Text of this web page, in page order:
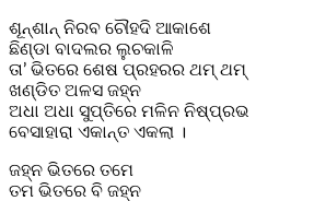
ଶୂନ୍‌ଶାନ୍‌ ନିରବ ଚୌହଦି ଆକାଶେ
ଛିଣ୍ଡା ବାଦଲର ଲୁଚକାଳି
ତା’ ଭିତରେ ଶେଷ ପ୍ରହରର ଥମ୍‌ ଥମ୍‌
ଖଣ୍ଡିତ ଅଳସ ଜହ୍ନ
ଅଧା ଅଧା ସୁପ୍ତିରେ ମଳିନ ନିଷ୍ପ୍ରଭ
ବେସାହାରା ଏକାନ୍ତ ଏକଲା ।
ଜହ୍ନ ଭିତରେ ତମେ
ତମ ଭିତରେ ବି ଜହ୍ନ